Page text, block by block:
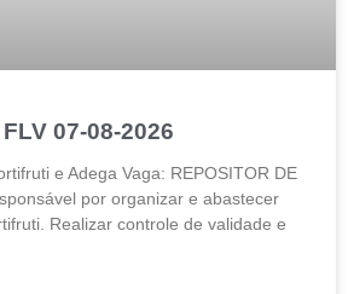
07-08-2026
e Adega Vaga: REPOSITOR DE
por organizar e abastecer
Realizar controle de validade e